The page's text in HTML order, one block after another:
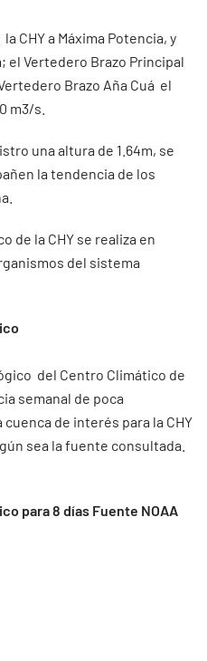
CHY a Máxima Potencia, y
el Vertedero Brazo Principal
Brazo Aña Cuá el
m3/s.
una altura de 1.64m, se
la tendencia de los
de la CHY se realiza en
del sistema
del Centro Climático de
semanal de poca
de interés para la CHY
sea la fuente consultada.
para 8 días Fuente NOAA